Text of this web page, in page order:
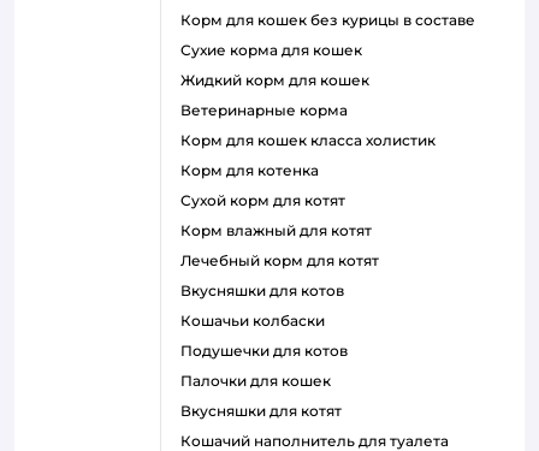
корм для кошек без курицы в составе
сухие корма для кошек
жидкий корм для кошек
ветеринарные корма
корм для кошек класса холистик
корм для котенка
сухой корм для котят
корм влажный для котят
лечебный корм для котят
вкусняшки для котов
кошачьи колбаски
подушечки для котов
палочки для кошек
вкусняшки для котят
кошачий наполнитель для туалета